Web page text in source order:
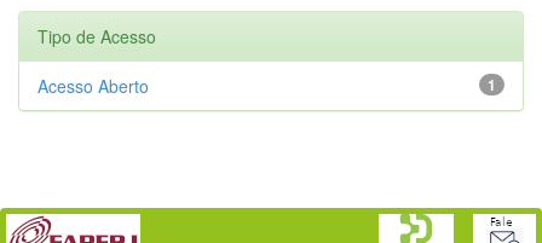
Tipo de Acesso
1
Acesso Aberto